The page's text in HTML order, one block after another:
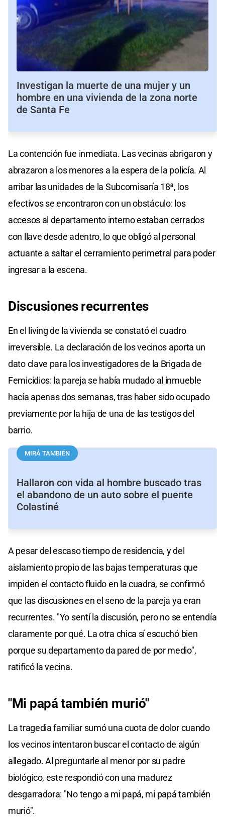
Investigan la muerte de una mujer y un
hombre en una vivienda de la zona norte
de Santa Fe
La contención fue inmediata. Las vecinas abrigaron y
abrazaron a los menores a la espera de la policía. Al
arribar las unidades de la Subcomisaría 18ª, los
efectivos se encontraron con un obstáculo: los
accesos al departamento interno estaban cerrados
con llave desde adentro, lo que obligó al personal
actuante a saltar el cerramiento perimetral para poder
ingresar a la escena.
Discusiones recurrentes
En el living de la vivienda se constató el cuadro
irreversible. La declaración de los vecinos aporta un
dato clave para los investigadores de la Brigada de
Femicidios: la pareja se había mudado al inmueble
hacía apenas dos semanas, tras haber sido ocupado
previamente por la hija de una de las testigos del
barrio.
MIRÁ TAMBIÉN
Hallaron con vida al hombre buscado tras
el abandono de un auto sobre el puente
Colastiné
A pesar del escaso tiempo de residencia, y del
aislamiento propio de las bajas temperaturas que
impiden el contacto fluido en la cuadra, se confirmó
que las discusiones en el seno de la pareja ya eran
recurrentes. "Yo sentí la discusión, pero no se entendía
claramente por qué. La otra chica sí escuchó bien
porque su departamento da pared de por medio",
ratificó la vecina.
"Mi papá también murió"
La tragedia familiar sumó una cuota de dolor cuando
los vecinos intentaron buscar el contacto de algún
allegado. Al preguntarle al menor por su padre
biológico, este respondió con una madurez
desgarradora: "No tengo a mi papá, mi papá también
murió".